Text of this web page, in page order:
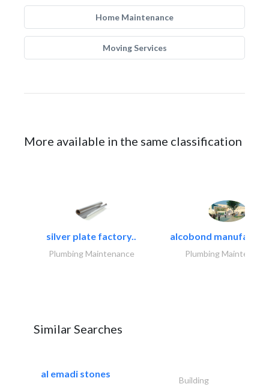
Home Maintenance
Moving Services
More available in the same classification
silver plate factory..
Plumbing Maintenance
alcobond
Plumbing
Similar Searches
al emadi stones
Building